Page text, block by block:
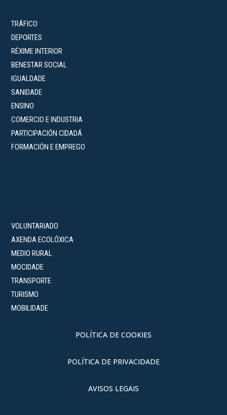
TRÁFICO
DEPORTES
RÉXIME INTERIOR
BENESTAR SOCIAL
IGUALDADE
SANIDADE
ENSINO
COMERCIO E INDUSTRIA
PARTICIPACIÓN CIDADÁ
FORMACIÓN E EMPREGO
VOLUNTARIADO
AXENDA ECOLÓXICA
MEDIO RURAL
MOCIDADE
TRANSPORTE
TURISMO
MOBILIDADE
POLÍTICA DE COOKIES
POLÍTICA DE PRIVACIDADE
AVISOS LEGAIS